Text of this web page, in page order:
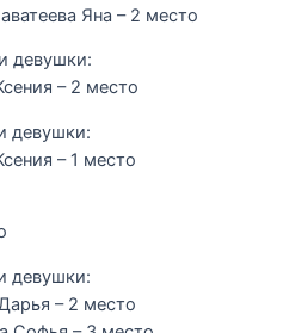
Яна – 2 место
девушки:
– 2 место
девушки:
– 1 место
девушки:
– 2 место